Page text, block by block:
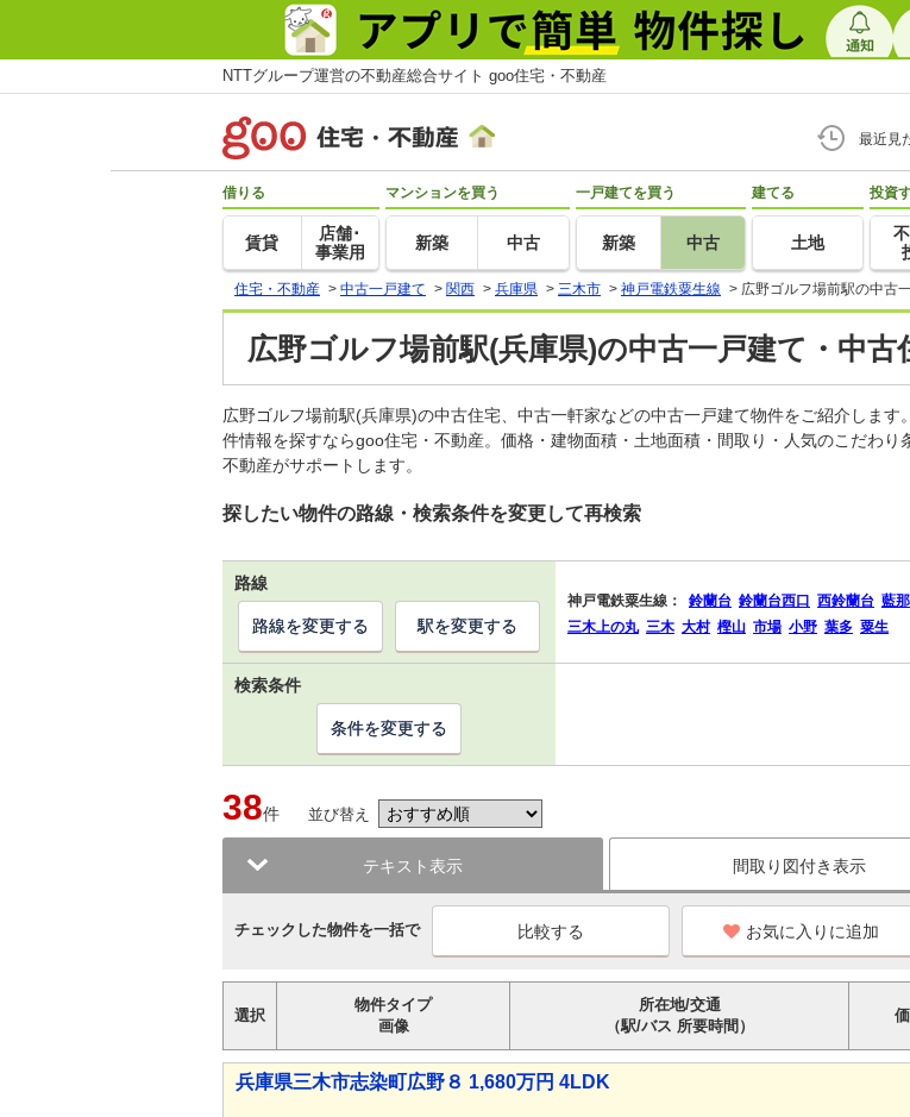
NTTグループ運営の不動産総合サイト goo住宅・不動産
最近見
借りる
賃貸
店舗･
事業用
マンションを買う
新築 中古
一戸建てを買う
新築 中古
建てる
土地
投資
住宅・不動産 > 中古一戸建て > 関西 > 兵庫県 > 三木市 > 神戸電鉄粟生線 > 広野ゴルフ場前駅の中古
広野ゴルフ場前駅(兵庫県)の中古一戸建て・中古
広野ゴルフ場前駅(兵庫県)の中古住宅、中古一軒家などの中古一戸建て物件をご紹介しま
件情報を探すならgoo住宅・不動産。価格・建物面積・土地面積・間取り・人気のこだわ
不動産がサポートします。
探したい物件の路線・検索条件を変更して再検索
路線
神戸電鉄粟生線： 鈴蘭台 鈴蘭台西口 西鈴蘭台 藍那
三木上の丸 三木 大村 樫山 市場 小野 葉多 粟生
路線を変更する 駅を変更する
検索条件
条件を変更する
38件 並び替え
テキスト表示 間取り図付き表示
チェックした物件を一括で お気に入りに追加
選択
物件タイプ
画像
所在地/交通
（駅/バス 所要時間）
兵庫県三木市志染町広野８ 1,680万円 4LDK